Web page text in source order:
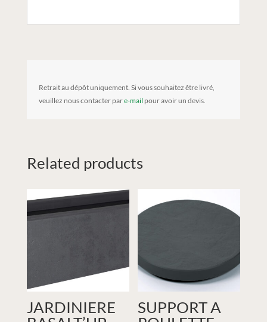
Retrait au dépôt uniquement. Si vous souhaitez être livré,
veuillez nous contacter pare-mail pour avoir un devis.
Related products
JARDINIERE
SUPPORT A